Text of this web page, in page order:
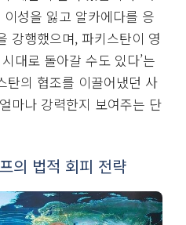
성을 잃고 알카에다를 응
강행했으며, 파키스탄이 영
대로 돌아갈 수도 있다’는
탄의 협조를 이끌어냈던 사
마나 강력한지 보여주는 단
의 법적 회피 전략